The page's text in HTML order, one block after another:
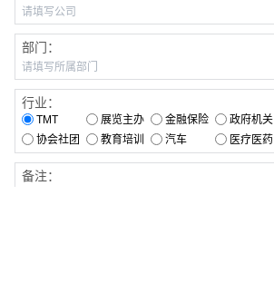
部门：
行业：
TMT 展览主办 金融保险 政府机关
协会社团
教育培训 汽车 医疗医药
备注：